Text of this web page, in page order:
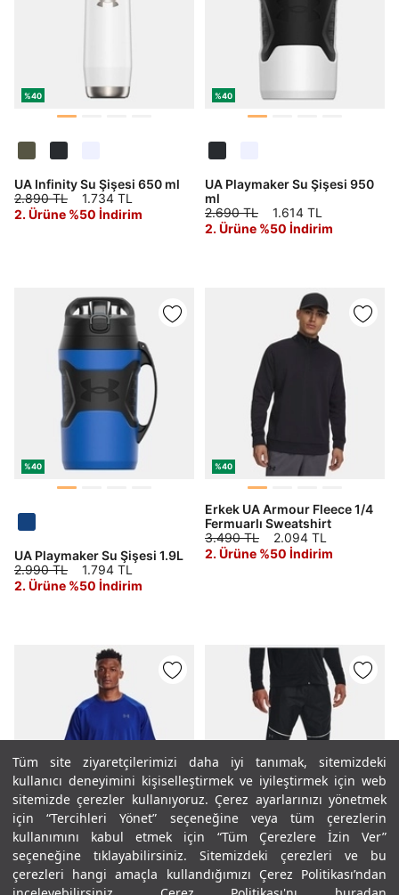
Tüm site ziyaretçilerimizi daha iyi tanımak, sitemizdeki
kullanıcı deneyimini kişiselleştirmek ve iyileştirmek için web
sitemizde çerezler kullanıyoruz. Çerez ayarlarınızı yönetmek
için “Tercihleri Yönet” seçeneğine veya tüm çerezlerin
kullanımını kabul etmek için “Tüm Çerezlere İzin Ver”
seçeneğine tıklayabilirsiniz. Sitemizdeki çerezleri ve bu
çerezleri hangi amaçla kullandığımızı Çerez Politikası’ndan
%40
UA Infinity Su Şişesi 650 ml
2.890 TL
1.734 TL
2. Ürüne %50 İndirim
%40
UA Playmaker Su Şişesi 950
ml
2.690 TL
1.614 TL
2. Ürüne %50 İndirim
%40
UA Playmaker Su Şişesi 1.9L
2.990 TL
1.794 TL
2. Ürüne %50 İndirim
%40
Erkek UA Armour Fleece 1/4
Fermuarlı Sweatshirt
3.490 TL
2.094 TL
2. Ürüne %50 İndirim
%30 %50
Erkek UA AF Storm Pantolon
3.990 TL
1.995 TL